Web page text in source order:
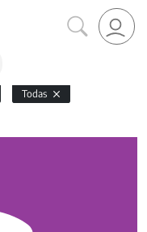
Todas